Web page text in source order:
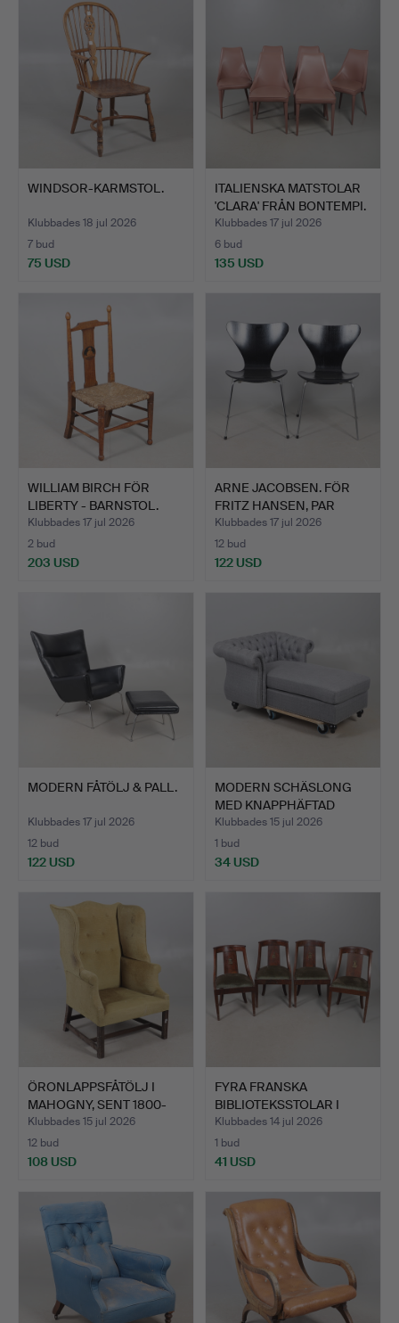
WINDSOR-KARMSTOL.
Klubbades 18 jul 2026
7 bud
75 USD
ITALIENSKA MATSTOLAR
'CLARA' FRÅN BONTEMPI.
Klubbades 17 jul 2026
6 bud
135 USD
WILLIAM BIRCH FÖR
LIBERTY - BARNSTOL.
Klubbades 17 jul 2026
2 bud
203 USD
ARNE JACOBSEN. FÖR
FRITZ HANSEN, PAR
DANSK…
Klubbades 17 jul 2026
12 bud
122 USD
MODERN FÅTÖLJ & PALL.
Klubbades 17 jul 2026
12 bud
122 USD
MODERN SCHÄSLONG
MED KNAPPHÄFTAD
RYGG.
Klubbades 15 jul 2026
1 bud
34 USD
ÖRONLAPPSFÅTÖLJ I
MAHOGNY, SENT 1800-
TAL/T…
Klubbades 15 jul 2026
12 bud
108 USD
FYRA FRANSKA
BIBLIOTEKSSTOLAR I
MAHOGNY, 1…
Klubbades 14 jul 2026
1 bud
41 USD